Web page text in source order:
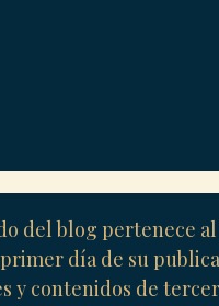
del blog pertenece
día de su
y contenidos de